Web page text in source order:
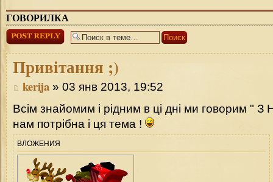
ГОВОРИЛКА
Ответить
Привітання ;)
kerija » 03 янв 2013, 19:52
Всім знайомим і рідним в ці дні ми говорим "
нам потрібна і ця тема !
ВЛОЖЕНИЯ